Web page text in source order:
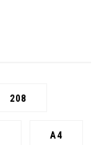
208
A4